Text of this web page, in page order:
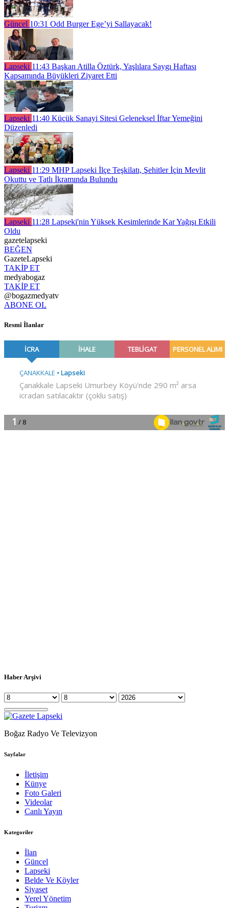
Güncel 10:31 Odd Burger Ege’yi Sallayacak!
Lapseki 11:43 Başkan Atilla Öztürk, Yaşlılara Saygı Haftası
Kapsamında Büyükleri Ziyaret Etti
Lapseki 11:40 Küçük Sanayi Sitesi Geleneksel İftar Yemeğini
Düzenledi
Lapseki 11:29 MHP Lapseki İlçe Teşkilatı, Şehitler İçin Mevlit
Okuttu ve Tatlı İkramında Bulundu
Lapseki 11:28 Lapseki'nin Yüksek Kesimlerinde Kar Yağışı Etkili
Oldu
gazetelapseki
BEĞEN
GazeteLapseki
TAKİP ET
medyabogaz
TAKİP ET
@bogazmedyatv
ABONE OL
Resmî İlanlar
Haber Arşivi
Boğaz Radyo Ve Televizyon
Sayfalar
İletişim
Künye
Foto Galeri
Videolar
Canlı Yayın
Kategoriler
İlan
Güncel
Lapseki
Belde Ve Köyler
Siyaset
Yerel Yönetim